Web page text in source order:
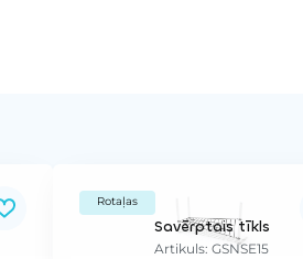
Rotaļas
Savērptais tīkls
Artikuls: GSNSE15